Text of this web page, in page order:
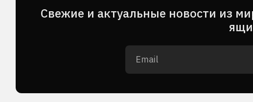
Cвежие и актуальные новости из